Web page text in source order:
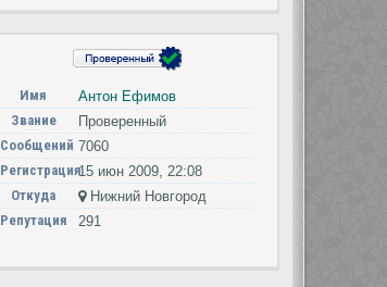
Имя
Антон Ефимов
Звание
Проверенный
Сообщений 7060
Регистрация15 июн 2009, 22:08
Откуда
Нижний Новгород
Репутация
291